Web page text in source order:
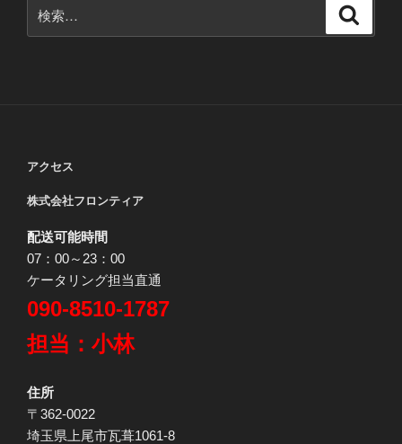
索:
アクセス
株式会社フロンティア
配送可能時間
07：00～23：00
ケータリング担当直通
090-8510-1787
担当：小林
住所
〒362-0022
埼玉県上尾市瓦葺1061-8